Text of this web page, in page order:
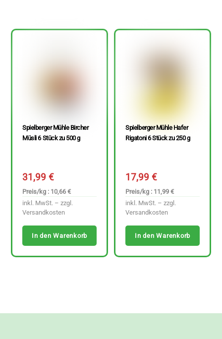
Spielberger Mühle Bircher
Müsli 6 Stück zu 500 g
31,99€
Preis/kg : 10,66 €
inkl. MwSt. – zzgl.
Versandkosten
In den Warenkorb
Spielberger Mühle Hafer
Rigatoni 6 Stück zu 250 g
17,99€
Preis/kg : 11,99 €
inkl. MwSt. – zzgl.
Versandkosten
In den Warenkorb